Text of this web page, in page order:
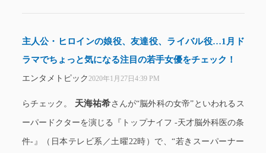
主人公・ヒロインの娘役、友達役、ライバル役…1月ド
ラマでちょっと気になる注目の若手女優をチェック！
エンタメトピック2020年1月27日4:39 PM
らチェック。 天海祐希 さんが“脳外科の女帝”といわれるス
ーパードクターを演じる『トップナイフ -天才脳外科医の条
件-』（日本テレビ系／土曜22時）で、“若きスーパーナー